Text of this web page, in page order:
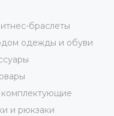
браслеты
одежды и обуви
и рюкзаки